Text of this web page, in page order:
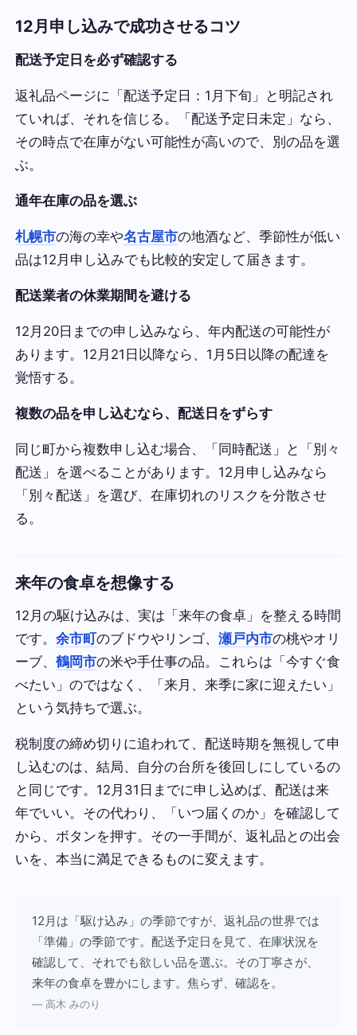
12月申し込みで成功させるコツ
配送予定日を必ず確認する
返礼品ページに「配送予定日：1月下旬」と明記され
ていれば、それを信じる。「配送予定日未定」なら、
その時点で在庫がない可能性が高いので、別の品を選
ぶ。
通年在庫の品を選ぶ
札幌市の海の幸や名古屋市の地酒など、季節性が低い
品は12月申し込みでも比較的安定して届きます。
配送業者の休業期間を避ける
12月20日までの申し込みなら、年内配送の可能性が
あります。12月21日以降なら、1月5日以降の配達を
覚悟する。
複数の品を申し込むなら、配送日をずらす
同じ町から複数申し込む場合、「同時配送」と「別々
配送」を選べることがあります。12月申し込みなら
「別々配送」を選び、在庫切れのリスクを分散させ
る。
来年の食卓を想像する
12月の駆け込みは、実は「来年の食卓」を整える時間
です。余市町のブドウやリンゴ、瀬戸内市の桃やオリ
ーブ、鶴岡市の米や手仕事の品。これらは「今すぐ食
べたい」のではなく、「来月、来季に家に迎えたい」
という気持ちで選ぶ。
税制度の締め切りに追われて、配送時期を無視して申
し込むのは、結局、自分の台所を後回しにしているの
と同じです。12月31日までに申し込めば、配送は来
年でいい。その代わり、「いつ届くのか」を確認して
から、ボタンを押す。その一手間が、返礼品との出会
いを、本当に満足できるものに変えます。
12月は「駆け込み」の季節ですが、返礼品の世界では
「準備」の季節です。配送予定日を見て、在庫状況を
確認して、それでも欲しい品を選ぶ。その丁寧さが、
来年の食卓を豊かにします。焦らず、確認を。
— 高木 みのり